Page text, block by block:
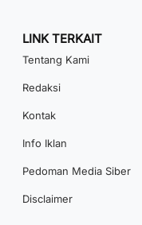
LINK TERKAIT
Tentang Kami
Redaksi
Kontak
Info Iklan
Pedoman Media Siber
Disclaimer